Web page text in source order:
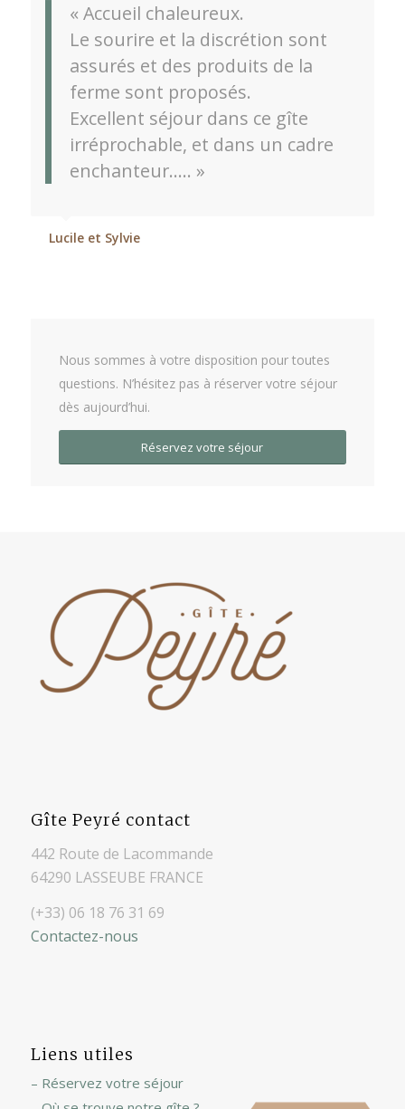
« Accueil chaleureux.
Le sourire et la discrétion sont
assurés et des produits de la
ferme sont proposés.
Excellent séjour dans ce gîte
irréprochable, et dans un cadre
enchanteur….. »
Lucile et Sylvie
Nous sommes à votre disposition pour toutes
questions. N’hésitez pas à réserver votre séjour
dès aujourd’hui.
Réservez votre séjour
Gîte Peyré contact
442 Route de Lacommande
64290 LASSEUBE FRANCE
(+33) 06 18 76 31 69
Contactez-nous
Liens utiles
– Réservez votre séjour